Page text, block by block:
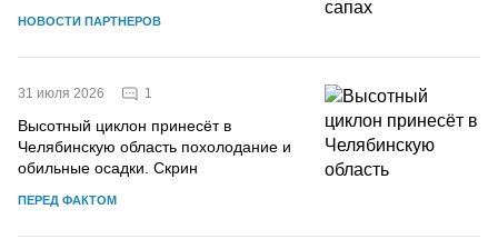
НОВОСТИ ПАРТНЕРОВ
31 июля 2026 1
Высотный циклон принесёт в
Челябинскую область похолодание и
обильные осадки. Скрин
ПЕРЕД ФАКТОМ